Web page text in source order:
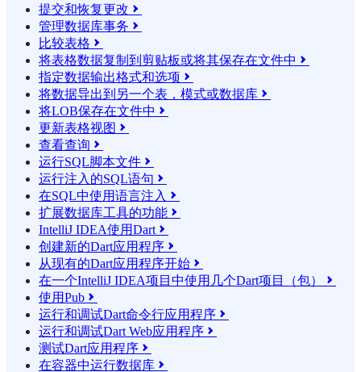
提交和恢复更改 
管理数据库事务 
比较表格 
将表格数据复制到剪贴板或将其保存在文件中 
指定数据输出格式和选项 
将数据导出到另一个表，模式或数据库 
将LOB保存在文件中 
更新表格视图 
查看查询 
运行SQL脚本文件 
运行注入的SQL语句 
在SQL中使用语言注入 
扩展数据库工具的功能 
IntelliJ IDEA使用Dart 
创建新的Dart应用程序 
从现有的Dart应用程序开始 
在一个IntelliJ IDEA项目中使用几个Dart项目（包） 
使用Pub 
运行和调试Dart命令行应用程序 
运行和调试Dart Web应用程序 
测试Dart应用程序 
在容器中运行数据库 